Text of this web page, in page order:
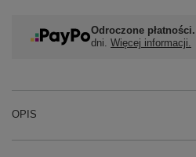
Odroczone płatności.
dni. Więcej informacji.
OPIS